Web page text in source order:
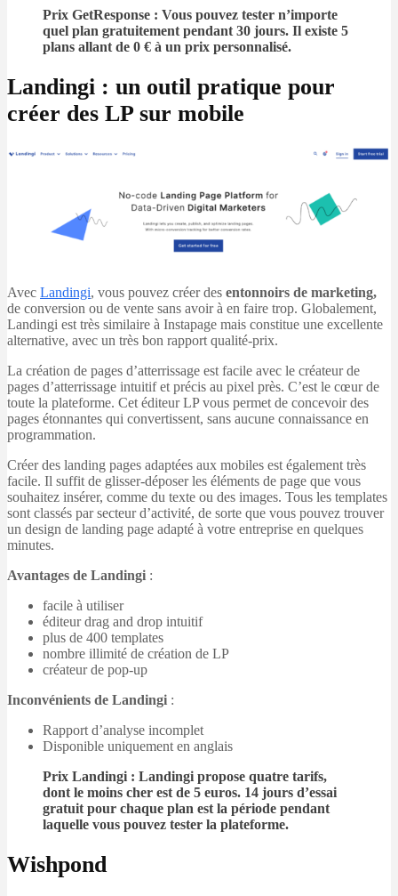
Prix GetResponse : Vous pouvez tester n’importe
quel plan gratuitement pendant 30 jours. Il existe 5
plans allant de 0 € à un prix personnalisé.
Landingi : un outil pratique pour
créer des LP sur mobile
Avec Landingi, vous pouvez créer des entonnoirs de marketing,
de conversion ou de vente sans avoir à en faire trop. Globalement,
Landingi est très similaire à Instapage mais constitue une excellente
alternative, avec un très bon rapport qualité-prix.
La création de pages d’atterrissage est facile avec le créateur de
pages d’atterrissage intuitif et précis au pixel près. C’est le cœur de
toute la plateforme. Cet éditeur LP vous permet de concevoir des
pages étonnantes qui convertissent, sans aucune connaissance en
programmation.
Créer des landing pages adaptées aux mobiles est également très
facile. Il suffit de glisser-déposer les éléments de page que vous
souhaitez insérer, comme du texte ou des images. Tous les templates
sont classés par secteur d’activité, de sorte que vous pouvez trouver
un design de landing page adapté à votre entreprise en quelques
minutes.
Avantages de Landingi :
facile à utiliser
éditeur drag and drop intuitif
plus de 400 templates
nombre illimité de création de LP
créateur de pop-up
Inconvénients de Landingi :
Rapport d’analyse incomplet
Disponible uniquement en anglais
Prix Landingi : Landingi propose quatre tarifs,
dont le moins cher est de 5 euros. 14 jours d’essai
gratuit pour chaque plan est la période pendant
laquelle vous pouvez tester la plateforme.
Wishpond